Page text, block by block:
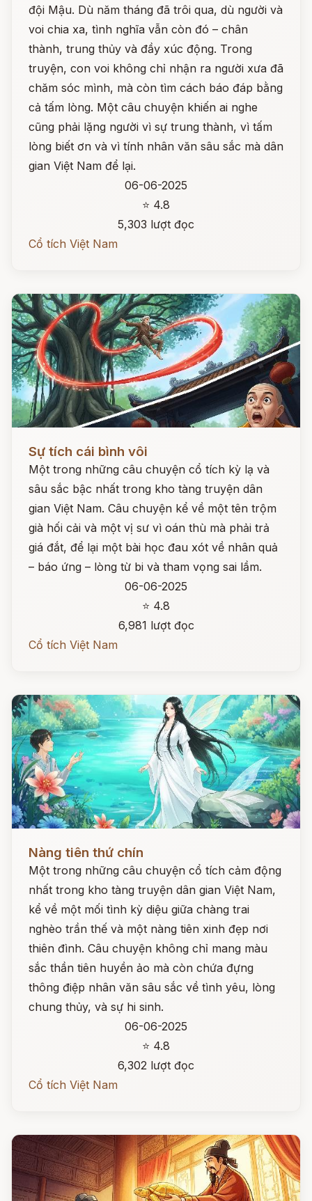
đội Mậu. Dù năm tháng đã trôi qua, dù người và
voi chia xa, tình nghĩa vẫn còn đó – chân
thành, trung thủy và đầy xúc động. Trong
truyện, con voi không chỉ nhận ra người xưa đã
chăm sóc mình, mà còn tìm cách báo đáp bằng
cả tấm lòng. Một câu chuyện khiến ai nghe
cũng phải lặng người vì sự trung thành, vì tấm
lòng biết ơn và vì tính nhân văn sâu sắc mà dân
gian Việt Nam để lại.
06-06-2025
⭐ 4.8
5,303 lượt đọc
Cổ tích Việt Nam
Sự tích cái bình vôi
Một trong những câu chuyện cổ tích kỳ lạ và
sâu sắc bậc nhất trong kho tàng truyện dân
gian Việt Nam. Câu chuyện kể về một tên trộm
già hối cải và một vị sư vì oán thù mà phải trả
giá đắt, để lại một bài học đau xót về nhân quả
– báo ứng – lòng từ bi và tham vọng sai lầm.
06-06-2025
⭐ 4.8
6,981 lượt đọc
Cổ tích Việt Nam
Nàng tiên thứ chín
Một trong những câu chuyện cổ tích cảm động
nhất trong kho tàng truyện dân gian Việt Nam,
kể về một mối tình kỳ diệu giữa chàng trai
nghèo trần thế và một nàng tiên xinh đẹp nơi
thiên đình. Câu chuyện không chỉ mang màu
sắc thần tiên huyền ảo mà còn chứa đựng
thông điệp nhân văn sâu sắc về tình yêu, lòng
chung thủy, và sự hi sinh.
06-06-2025
⭐ 4.8
6,302 lượt đọc
Cổ tích Việt Nam